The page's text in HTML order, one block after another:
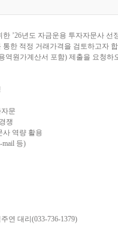
’26년도 자금운용 투자자문사 선
한 적정 거래가격을 검토하고자
원가계산서 포함) 제출을 요청하
문
쟁
사 역량 활용
등)
연 대리(033-736-1379)